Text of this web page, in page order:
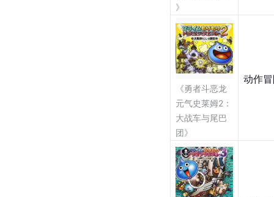
》
《勇者斗恶龙
元气史莱姆2：
大战车与尾巴
团》
动作